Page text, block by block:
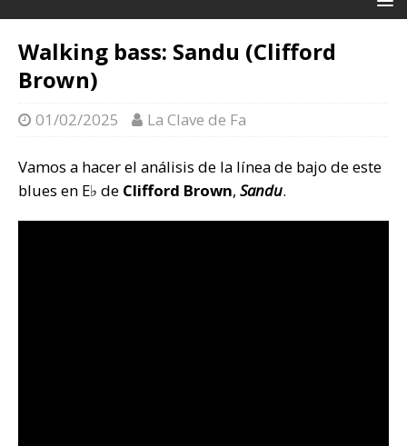
Walking bass: Sandu (Clifford
Brown)
01/02/2025 La Clave de Fa
Vamos a hacer el análisis de la línea de bajo de este
blues en E♭ de Clifford Brown, Sandu.